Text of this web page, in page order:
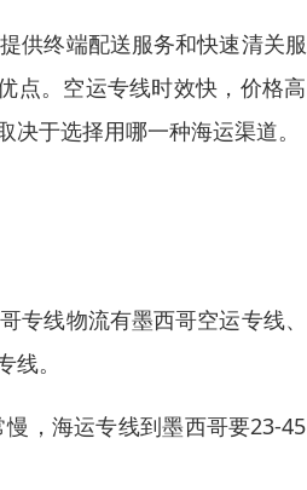
供终端配送服务和快速清关
点。空运专线时效快，价格
于选择用哪一种海运渠道。
专线物流有墨西哥空运专线
。
，海运专线到墨西哥要23-